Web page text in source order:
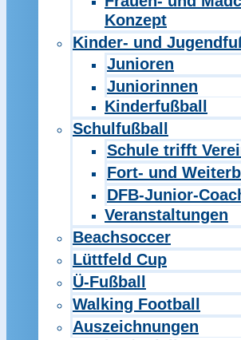
Konzept
Kinder- und
Junioren
Juniorinnen
Kinderfußball
Schulfußball
Schule trifft
Fort- und
DFB-Junior-
Veranstaltungen
Beachsoccer
Lüttfeld Cup
Ü-Fußball
Walking Football
Auszeichnungen